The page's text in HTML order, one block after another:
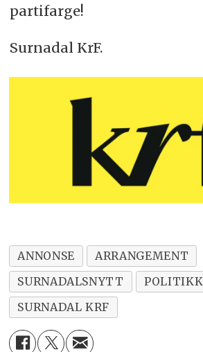
partifarge!
Surnadal KrF.
ANNONSE
ARRANGEMENT
SURNADALSNYTT
POLITIKK
SURNADAL KRF